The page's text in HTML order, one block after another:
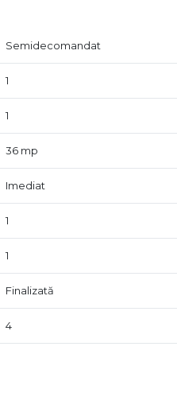
proprietar posibilitatea
Semidecomandat
1
1
36 mp
Imediat
1
1
Finalizată
4